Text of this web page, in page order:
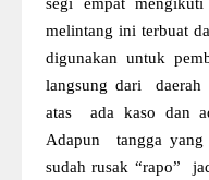
melintang ini terbuat
digunakan untuk
langsung dari
atas ada kaso dan
Adapun tangga yang
sudah rusak “rapo”